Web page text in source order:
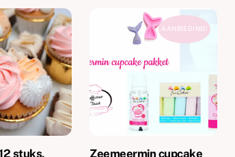
stuks,
AANBIEDING!
Zeemeermin cupcake